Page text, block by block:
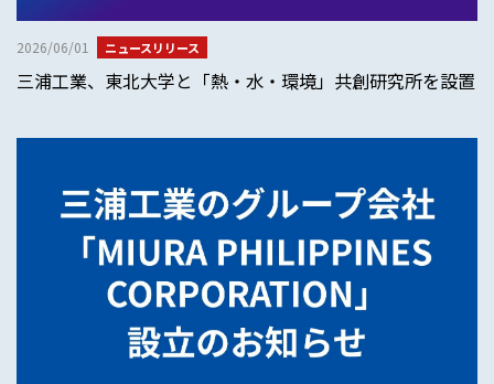
ニュースリリース
2026/06/01
三浦工業、東北大学と「熱・水・環境」共創研究所を設置